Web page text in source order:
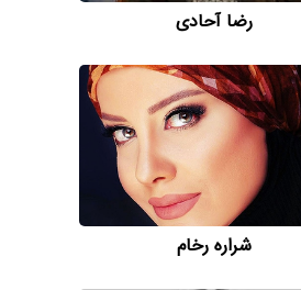
رضا آحادی
شراره رخام